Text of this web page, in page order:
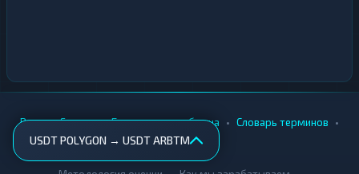
USDT POLYGON → USDT ARBTM
Вики • Города • Безопасность обмена • Словарь терминов •
AML-проверка